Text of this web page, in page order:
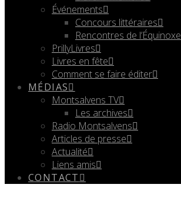
Événements
Concours littéraires
Rencontres de l’Équinoxe
PrillyLivres
Livres en fête
Comment se faire éditer
MÉDIAS
Montsalvens TV
Les archives
Radio Montsalvens
Articles de presse
Actualité
Liens amis
CONTACT